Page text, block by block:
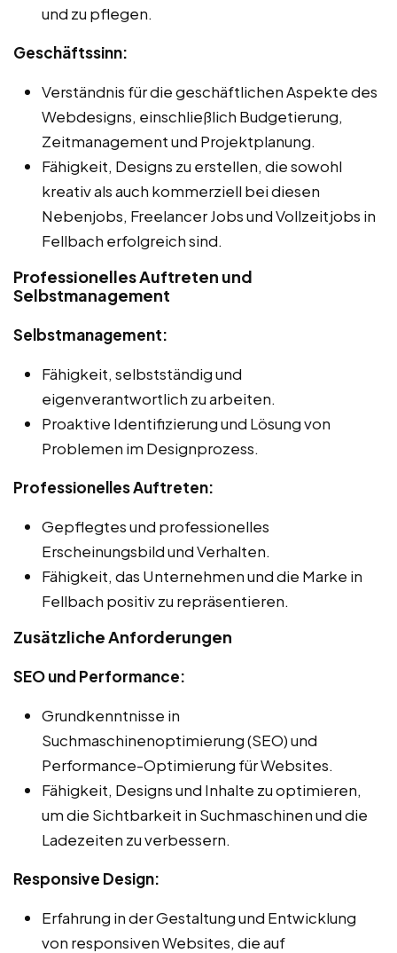
und zu pflegen.
Geschäftssinn:
Verständnis für die geschäftlichen Aspekte des
Webdesigns, einschließlich Budgetierung,
Zeitmanagement und Projektplanung.
Fähigkeit, Designs zu erstellen, die sowohl
kreativ als auch kommerziell bei diesen
Nebenjobs, Freelancer Jobs und Vollzeitjobs in
Fellbach erfolgreich sind.
Professionelles Auftreten und
Selbstmanagement
Selbstmanagement:
Fähigkeit, selbstständig und
eigenverantwortlich zu arbeiten.
Proaktive Identifizierung und Lösung von
Problemen im Designprozess.
Professionelles Auftreten:
Gepflegtes und professionelles
Erscheinungsbild und Verhalten.
Fähigkeit, das Unternehmen und die Marke in
Fellbach positiv zu repräsentieren.
Zusätzliche Anforderungen
SEO und Performance:
Grundkenntnisse in
Suchmaschinenoptimierung (SEO) und
Performance-Optimierung für Websites.
Fähigkeit, Designs und Inhalte zu optimieren,
um die Sichtbarkeit in Suchmaschinen und die
Ladezeiten zu verbessern.
Responsive Design:
Erfahrung in der Gestaltung und Entwicklung
von responsiven Websites, die auf